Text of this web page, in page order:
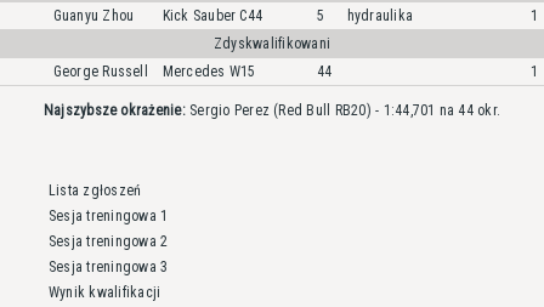
Guanyu Zhou
Kick Sauber C44 5 hydraulika
1
Zdyskwalifikowani
George Russell
Mercedes W15 44 1
Najszybsze okrażenie:Sergio Perez (Red Bull RB20) - 1:44,701 na 44 okr.
Lista zgłoszeń
Sesja treningowa 1
Sesja treningowa 2
Sesja treningowa 3
Wynik kwalifikacji